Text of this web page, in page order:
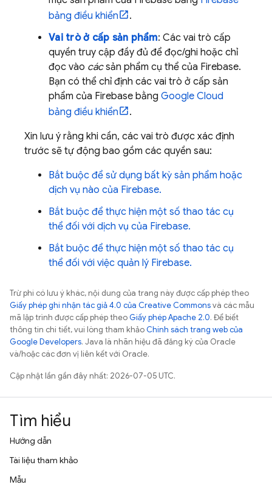
bảng điều khiển
.
Vai trò ở cấp sản phẩm: Các vai trò cấp
quyền truy cập đầy đủ để đọc/ghi hoặc chỉ
đọc vào cácsản phẩm cụ thể của Firebase.
Bạn có thể chỉ định các vai trò ở cấp sản
phẩm của Firebase bằng Google Cloud
bảng điều khiển
.
Xin lưu ý rằng khi cần, các vai trò được xác định
trước sẽ tự động bao gồm các quyền sau:
Bắt buộc để sử dụng bất kỳ sản phẩm hoặc
dịch vụ nào của Firebase.
Bắt buộc để thực hiện một số thao tác cụ
thể đối với dịch vụ của Firebase.
Bắt buộc để thực hiện một số thao tác cụ
thể đối với việc quản lý Firebase.
Trừ phi có lưu ý khác, nội dung của trang này được cấp phép theo
Giấy phép ghi nhận tác giả 4.0 của Creative Commonsvà các mẫu
mã lập trình được cấp phép theoGiấy phép Apache 2.0. Để biết
thông tin chi tiết, vui lòng tham khảoChính sách trang web của
Google Developers. Java là nhãn hiệu đã đăng ký của Oracle
và/hoặc các đơn vị liên kết với Oracle.
Cập nhật lần gần đây nhất: 2026-07-05 UTC.
Tìm hiểu
Hướng dẫn
Tài liệu tham khảo
Mẫu